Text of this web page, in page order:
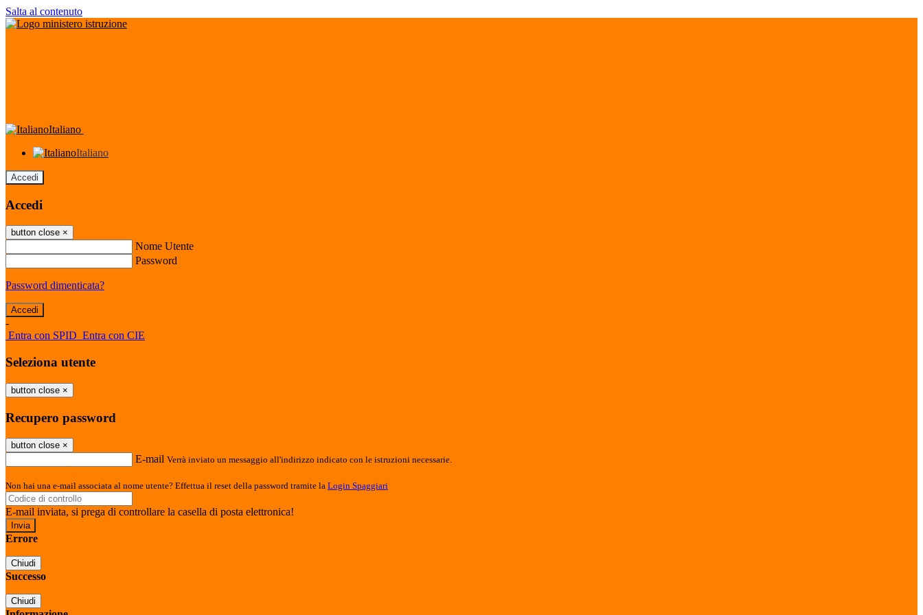
Salta al contenuto
Italiano
Italiano
Accedi
Accedi
button close ×
Nome Utente
Password
Password dimenticata?
-
Entra con SPID Entra con CIE
Seleziona utente
button close ×
Recupero password
button close ×
E-mail Verrà inviato un messaggio all'indirizzo indicato con le istruzioni necessarie.
Non hai una e-mail associata al nome utente? Effettua il reset della password tramite la Login Spaggiari
E-mail inviata, si prega di controllare la casella di posta elettronica!
Errore
Chiudi
Successo
Chiudi